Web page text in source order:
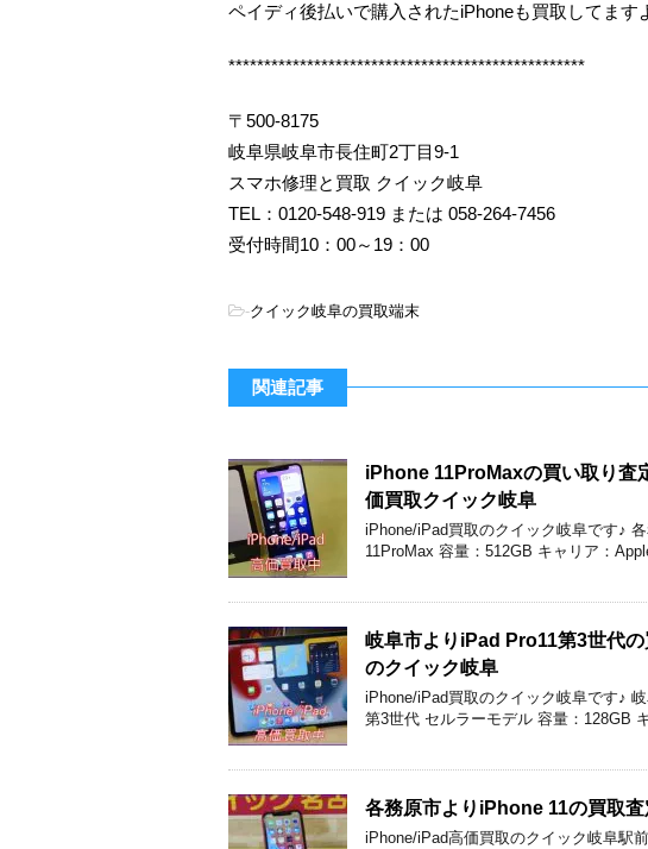
ペイディ後払いで購入されたiPhoneも買取してます
**************************************************
〒500-8175
岐阜県岐阜市長住町2丁目9-1
スマホ修理と買取 クイック岐阜
TEL：0120-548-919 または 058-264-7456
受付時間10：00～19：00
-クイック岐阜の買取端末
関連記事
iPhone 11ProMaxの買い取り査
価買取クイック岐阜
iPhone/iPad買取のクイック岐阜です♪
11ProMax 容量：512GB キャリア：
岐阜市よりiPad Pro11第3世代
のクイック岐阜
iPhone/iPad買取のクイック岐阜です♪
第3世代 セルラーモデル 容量：128GB
各務原市よりiPhone 11の買取
iPhone/iPad高価買取のクイック岐阜駅